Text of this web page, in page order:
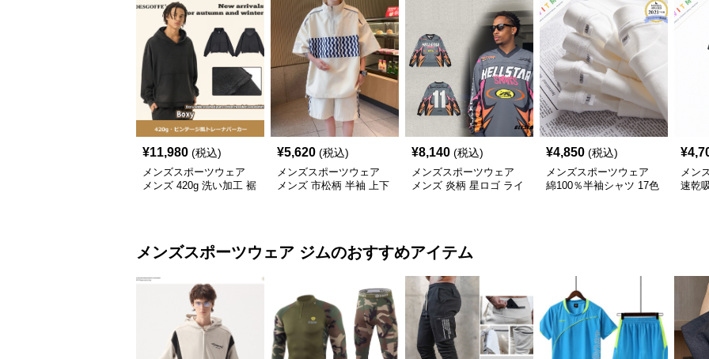
¥11,980 (税込)
メンズスポーツウェア
メンズ 420g 洗い加工 裾
¥5,620 (税込)
メンズスポーツウェア
メンズ 市松柄 半袖 上下
¥8,140 (税込)
メンズスポーツウェア
メンズ 炎柄 星ロゴ ライ
¥4,850 (税込)
メンズスポーツウェア
綿100％半袖シャツ 17色
¥
メン
速乾
メンズスポーツウェア ジムのおすすめアイテム